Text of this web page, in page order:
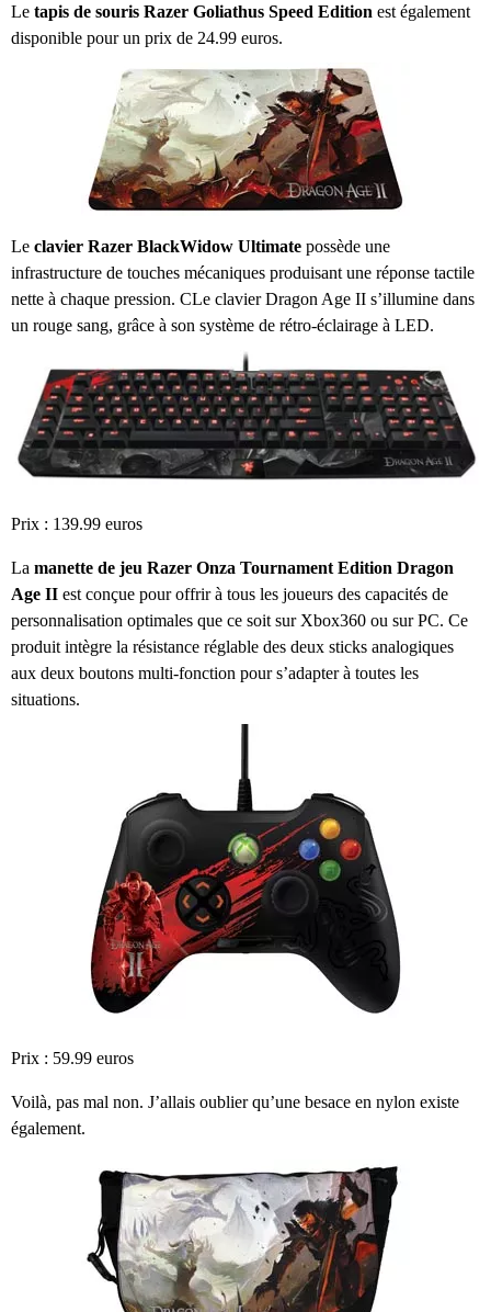
Le tapis de souris Razer Goliathus Speed Edition est également
disponible pour un prix de 24.99 euros.
Le clavier Razer BlackWidow Ultimate possède une
infrastructure de touches mécaniques produisant une réponse tactile
nette à chaque pression. CLe clavier Dragon Age II s’illumine dans
un rouge sang, grâce à son système de rétro-éclairage à LED.
Prix : 139.99 euros
La manette de jeu Razer Onza Tournament Edition Dragon
Age II est conçue pour offrir à tous les joueurs des capacités de
personnalisation optimales que ce soit sur Xbox360 ou sur PC. Ce
produit intègre la résistance réglable des deux sticks analogiques
aux deux boutons multi-fonction pour s’adapter à toutes les
situations.
Prix : 59.99 euros
Voilà, pas mal non. J’allais oublier qu’une besace en nylon existe
également.